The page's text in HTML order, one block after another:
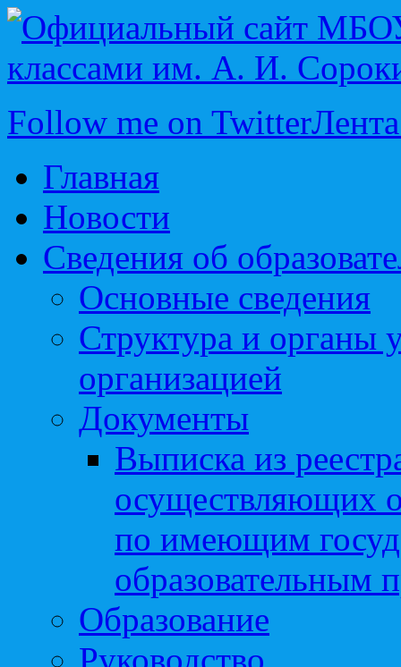
Follow me on Twitter
Главная
Новости
Сведения об
Основные сведения
Структура и органы
организацией
Документы
Выписка из
осуществляющих
по имеющим
образовательным
Образование